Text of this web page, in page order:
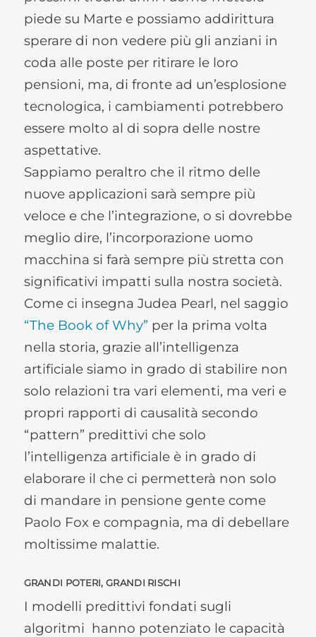
piede su Marte e possiamo addirittura
sperare di non vedere più gli anziani in
coda alle poste per ritirare le loro
pensioni, ma, di fronte ad un’esplosione
tecnologica, i cambiamenti potrebbero
essere molto al di sopra delle nostre
aspettative.
Sappiamo peraltro che il ritmo delle
nuove applicazioni sarà sempre più
veloce e che l’integrazione, o si dovrebbe
meglio dire, l’incorporazione uomo
macchina si farà sempre più stretta con
significativi impatti sulla nostra società.
Come ci insegna Judea Pearl, nel saggio
“The Book of Why” per la prima volta
nella storia, grazie all’intelligenza
artificiale siamo in grado di stabilire non
solo relazioni tra vari elementi, ma veri e
propri rapporti di causalità secondo
“pattern” predittivi che solo
l’intelligenza artificiale è in grado di
elaborare il che ci permetterà non solo
di mandare in pensione gente come
Paolo Fox e compagnia, ma di debellare
moltissime malattie.
GRANDI POTERI, GRANDI RISCHI
I modelli predittivi fondati sugli
algoritmi hanno potenziato le capacità